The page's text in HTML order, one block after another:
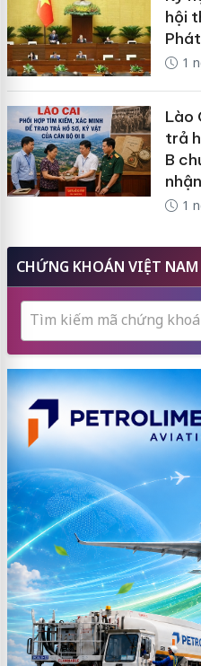
hội
1
Lào
trả
B
nhận
1
CHỨNG KHOÁN VIỆT NAM
Tìm kiếm mã chứng